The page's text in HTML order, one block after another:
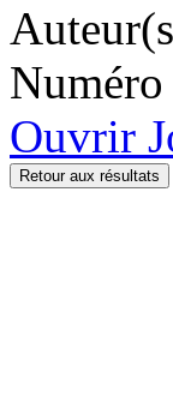
Ouvrir
Retour aux résultats